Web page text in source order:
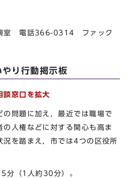
室 電話366-0314 ファック
り行動掲示板
談窓口を拡大
問題に加え，最近では職場で
の人権などに対する関心も高ま
況を踏まえ，市では4つの区役所
（1人約30分）。